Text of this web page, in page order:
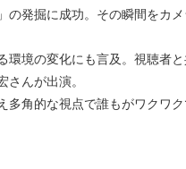
の発掘に成功。その瞬間をカ
環境の変化にも言及。視聴者
さんが出演。
角的な視点で誰もがワクワク